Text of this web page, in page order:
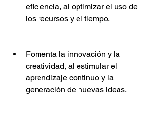
eficiencia, al optimizar el uso de
los recursos y el tiempo.
Fomenta la innovación y la
creatividad, al estimular el
aprendizaje continuo y la
generación de nuevas ideas.